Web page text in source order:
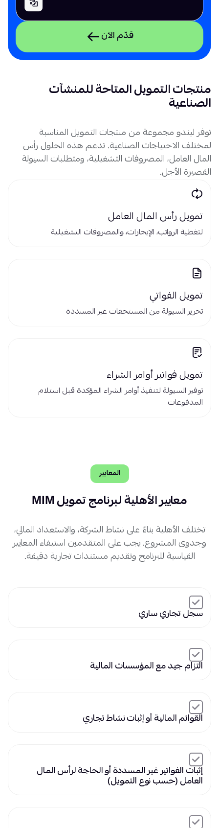
قدّم الآن
منتجات التمويل المتاحة للمنشآت
الصناعية
توفر ليندو مجموعة من منتجات التمويل المناسبة
لمختلف الاحتياجات الصناعية. تدعم هذه الحلول رأس
المال العامل، المصروفات التشغيلية، ومتطلبات السيولة
القصيرة الأجل.
تمويل رأس المال العامل
لتغطية الرواتب، الإيجارات، والمصروفات التشغيلية
تمويل الفواتي
تحرير السيولة من المستحقات غير المسددة
تمويل فواتير أوامر الشراء
توفير السيولة لتنفيذ أوامر الشراء المؤكدة قبل استلام
المدفوعات
المعايير
معايير الأهلية لبرنامج تمويل MIM
تختلف الأهلية بناءً على نشاط الشركة، والاستعداد المالي،
وجدوى المشروع. يجب على المتقدمين استيفاء المعايير
القياسية للبرنامج وتقديم مستندات تجارية دقيقة.
سجل تجاري ساري
التزام جيد مع المؤسسات المالية
القوائم المالية أو إثبات نشاط تجاري
إثبات الفواتير غير المسددة أو الحاجة لرأس المال
العامل (حسب نوع التمويل)